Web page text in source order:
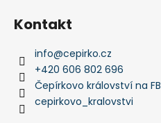
Kontakt
info@cepirko.cz
+420 606 802 696
Čepírkovo království na FB
cepirkovo_kralovstvi